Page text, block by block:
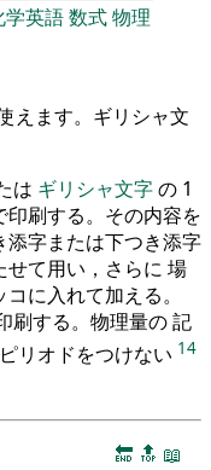
学英語数式物理
えます。ギリシャ文
は ギリシャ文字の 1
刷する。その内容を
添字または下つき添字
せて用い，さらに 場
に入れて加える。
刷する。物理量の 記
リオドをつけない 14
🔚 🔝 📖